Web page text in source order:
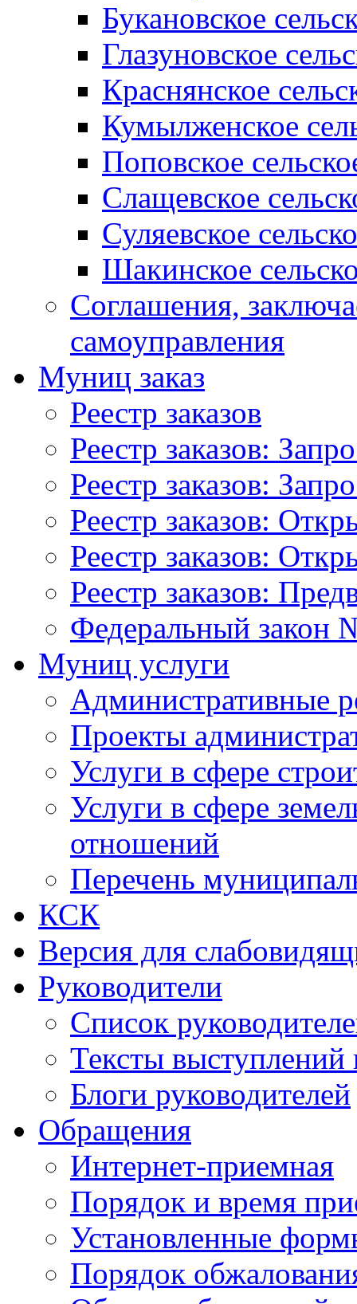
Букановское
Глазуновское
Краснянское
Кумылженское
Поповское
Слащевское
Суляевское
Шакинское
Соглашения,
самоуправления
Муниц заказ
Реестр заказов
Реестр заказов:
Реестр заказов:
Реестр заказов:
Реестр заказов:
Реестр заказов:
Федеральный закон
Муниц услуги
Административные
Проекты
Услуги в сфере
Услуги в сфере
отношений
Перечень
КСК
Версия для
Руководители
Список
Тексты выступлений
Блоги руководителей
Обращения
Интернет-приемная
Порядок и время
Установленные
Порядок